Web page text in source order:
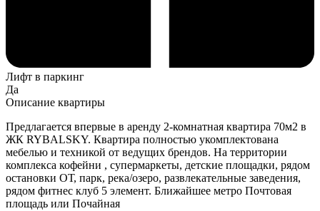
Лифт в паркинг
Да
Описание квартиры
Предлагается впервые в аренду 2-комнатная квартира 70м2 в
ЖК RYBALSKY. Квартира полностью укомплектована
мебелью и техникой от ведущих брендов. На территории
комплекса кофейни , супермаркеты, детские площадки, рядом
остановки ОТ, парк, река/озеро, развлекательные заведения,
рядом фитнес клуб 5 элемент. Ближайшее метро Почтовая
площадь или Почайная